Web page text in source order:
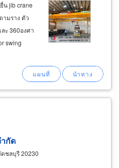
jib crane
ามราง ตัว
ะ 360องศา
swing
ครนแขนยื่น
รนแขนยื่นแบบ
กัด
ชลบุรี 20230